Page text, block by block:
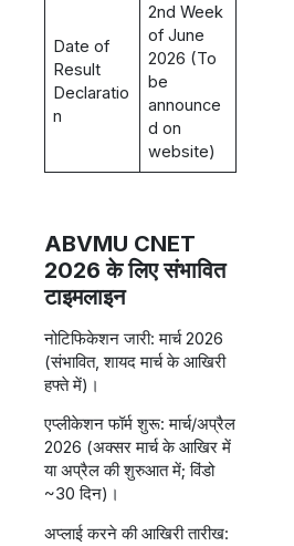
Date of
Result
Declaratio
n
2nd Week
of June
2026 (To
be
announce
d on
website)
ABVMU CNET
2026 के लिए संभावित
टाइमलाइन
नोटिफिकेशन जारी: मार्च 2026
(संभावित, शायद मार्च के आखिरी
हफ्ते में)।
एप्लीकेशन फॉर्म शुरू: मार्च/अप्रैल
2026 (अक्सर मार्च के आखिर में
या अप्रैल की शुरुआत में; विंडो
~30 दिन)।
अप्लाई करने की आखिरी तारीख: